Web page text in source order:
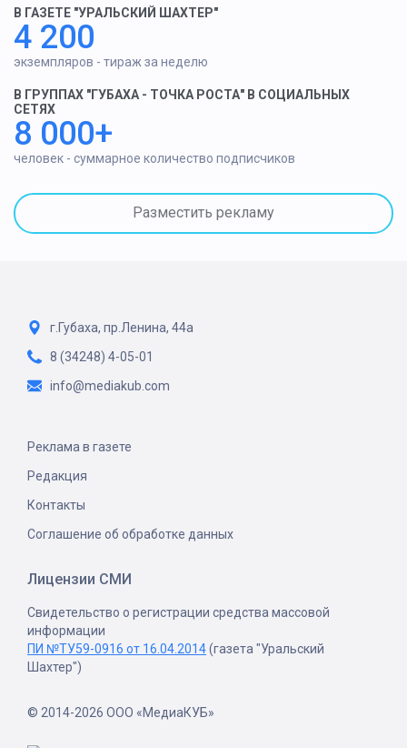
В ГАЗЕТЕ "УРАЛЬСКИЙ ШАХТЕР"
4 200
экземпляров - тираж за неделю
В ГРУППАХ "ГУБАХА - ТОЧКА РОСТА" В СОЦИАЛЬНЫХ
СЕТЯХ
8 000+
человек - суммарное количество подписчиков
Разместить рекламу
г.Губаха, пр.Ленина, 44а
8 (34248) 4-05-01
info@mediakub.com
Реклама в газете
Редакция
Контакты
Соглашение об обработке данных
Лицензии СМИ
Свидетельство о регистрации средства массовой
информации
ПИ №ТУ59-0916 от 16.04.2014(газета "Уральский
Шахтер")
© 2014-2026 ООО «МедиаКУБ»